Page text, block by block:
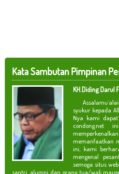
Kata Sambutan Pimpinan
KH.Diding Darul
syukur kepada
Nya kami dapat
condong.net
memanfaatkan
ini, kami
mengenal
semoga situs
santri, alumni dan orang tua/wali